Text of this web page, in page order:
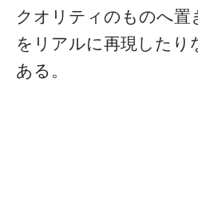
クオリティのものへ置
をリアルに再現したり
ある。